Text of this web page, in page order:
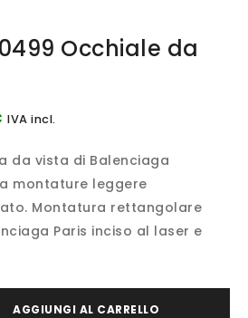
Occhiale da
IVA incl.
da vista di Balenciaga
montature leggere
Montatura rettangolare
Paris inciso al laser e
AGGIUNGI AL CARRELLO